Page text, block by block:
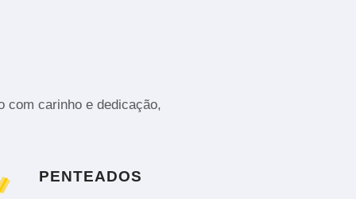
com carinho e dedicação,
PENTEADOS